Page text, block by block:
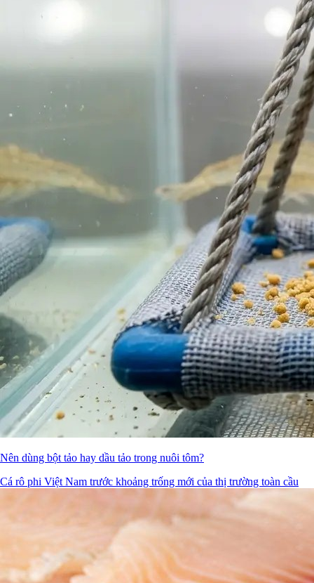
Nên dùng bột tảo hay dầu tảo trong nuôi tôm?
Cá rô phi Việt Nam trước khoảng trống mới của thị trường toàn cầu